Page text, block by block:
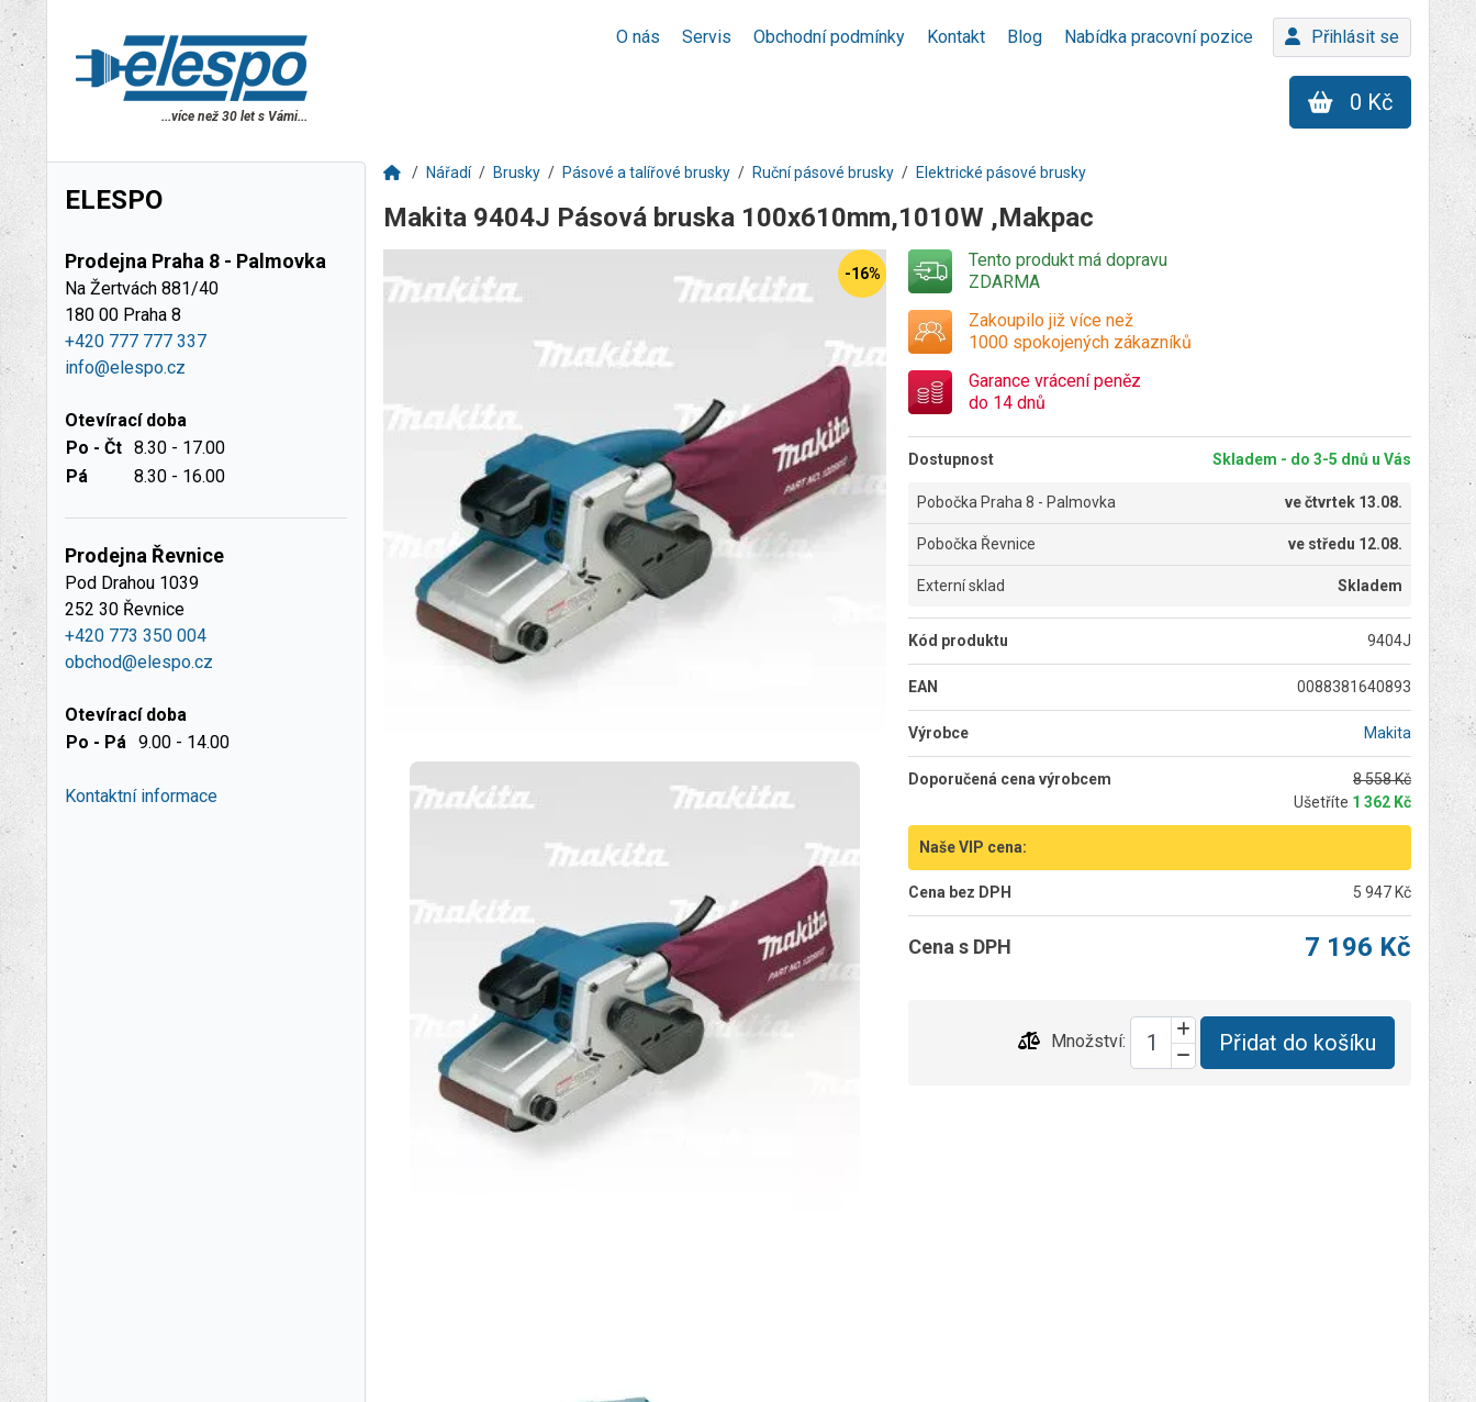
O nás Servis Obchodní podmínky Kontakt Blog Nabídka pracovní pozice Přihlásit se
...více než 30 let s Vámi...
0 Kč
ELESPO
Prodejna Praha 8 - Palmovka
Na Žertvách 881/40
180 00 Praha 8
+420 777 777 337
info@elespo.cz
Otevírací doba
Po - Čt 8.30 - 17.00
Pá
8.30 - 16.00
Prodejna Řevnice
Pod Drahou 1039
252 30 Řevnice
+420 773 350 004
obchod@elespo.cz
Otevírací doba
Po - Pá 9.00 - 14.00
Kontaktní informace
Nářadí Brusky Pásové a talířové brusky Ruční pásové brusky Elektrické pásové brusky
Makita 9404J Pásová bruska 100x610mm,1010W ,Makpac
-16%
Tento produkt má dopravu
ZDARMA
Zakoupilo již více než
1000 spokojených zákazníků
Garance vrácení peněz
do 14 dnů
Dostupnost Skladem - do 3-5 dnů u Vás
Pobočka Praha 8 - Palmovka večtvrtek 13.08.
Pobočka Řevnice ve středu 12.08.
Externí sklad Skladem
Kód produktu 9404J
EAN 0088381640893
Výrobce Makita
Doporučená cena výrobcem
8 558 Kč
Ušetříte 1 362 Kč
Naše VIP cena:
Cena bez DPH 5 947 Kč
Cena s DPH 7 196 Kč
Množství: Přidat do košíku